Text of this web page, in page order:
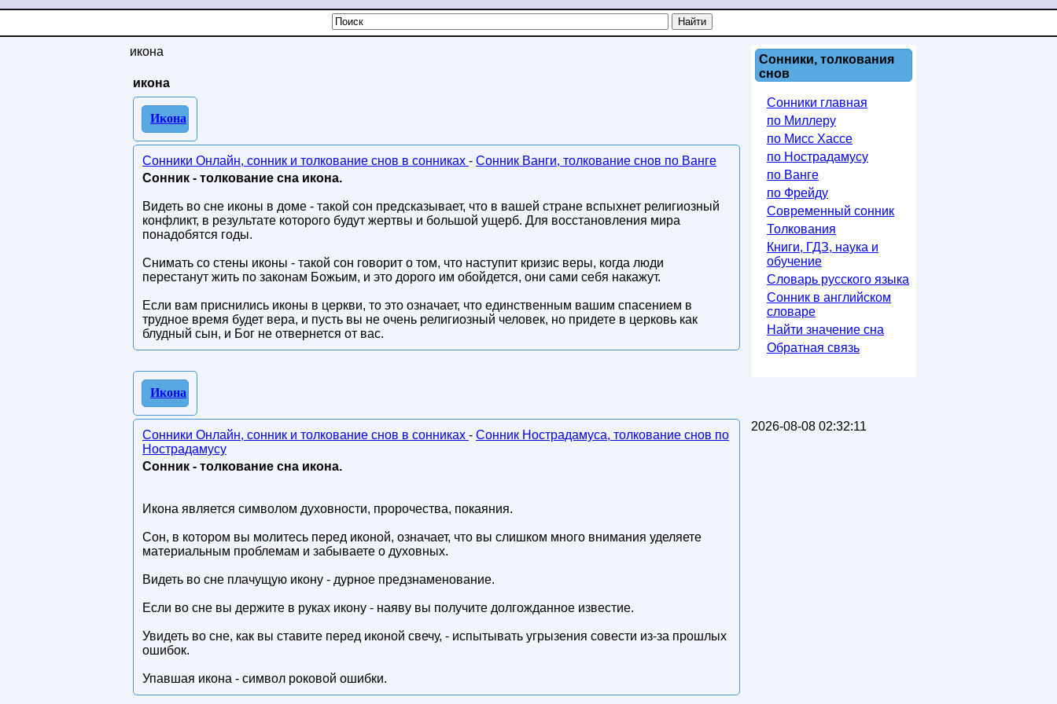
икона
икона
Икона
Сонники Онлайн, сонник и толкование снов в сонниках - Сонник Ванги, толкование снов по Ванге
Сонник - толкование сна икона.
Видеть во сне иконы в доме - такой сон предсказывает, что в вашей стране вспыхнет религиозный
конфликт, в результате которого будут жертвы и большой ущерб. Для восстановления мира
понадобятся годы.
Снимать со стены иконы - такой сон говорит о том, что наступит кризис веры, когда люди
перестанут жить по законам Божьим, и это дорого им обойдется, они сами себя накажут.
Если вам приснились иконы в церкви, то это означает, что единственным вашим спасением в
трудное время будет вера, и пусть вы не очень религиозный человек, но придете в церковь как
блудный сын, и Бог не отвернется от вас.
Икона
Сонники Онлайн, сонник и толкование снов в сонниках - Сонник Нострадамуса, толкование снов по
Нострадамусу
Сонник - толкование сна икона.
Икона является символом духовности, пророчества, покаяния.
Сон, в котором вы молитесь перед иконой, означает, что вы слишком много внимания уделяете
материальным проблемам и забываете о духовных.
Видеть во сне плачущую икону - дурное предзнаменование.
Если во сне вы держите в руках икону - наяву вы получите долгожданное известие.
Увидеть во сне, как вы ставите перед иконой свечу, - испытывать угрызения совести из-за прошлых
ошибок.
Упавшая икона - символ роковой ошибки.
Сонники, толкования
снов
Сонники главная
по Миллеру
по Мисс Хассе
по Нострадамусу
по Ванге
по Фрейду
Современный сонник
Толкования
Книги, ГДЗ, наука и
обучение
Словарь русского языка
Сонник в английском
словаре
Найти значение сна
Обратная связь
2026-08-08 02:32:11